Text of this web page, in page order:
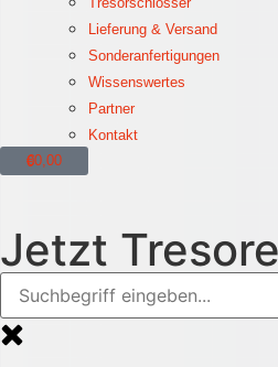
Lieferung & Versand
Sonderanfertigungen
Wissenswertes
Partner
Kontakt
€0,00
0
Jetzt